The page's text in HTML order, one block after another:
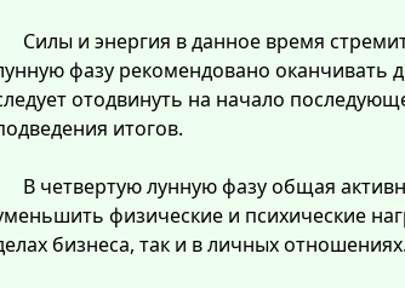
Силы и энергия в данное время
фазу рекомендовано оканчивать
отодвинуть на начало
итогов.
В четвертую лунную фазу общая
физические и психические
бизнеса, так и в личных